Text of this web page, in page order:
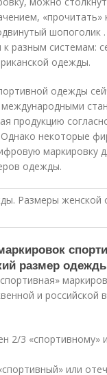
«прочитать»
шопоголик
к разным системам:
одежды.
одежды
продукцию
Однако некоторые
маркировку
одежды.
размер
и российской
2/3 «спортивному»
или